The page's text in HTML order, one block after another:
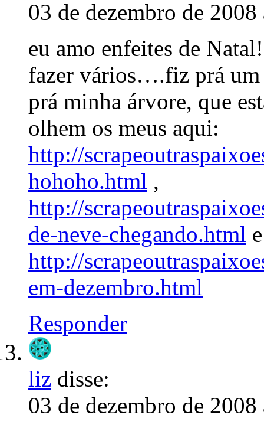
03 de dezembro de 2008
eu amo enfeites de
fazer vários….fiz prá um
prá minha árvore, que
olhem os meus aqui:
http://
hohoho.html ,
http://
de-neve-chegando.html e
http://
em-dezembro.html
Responder
liz disse:
03 de dezembro de 2008